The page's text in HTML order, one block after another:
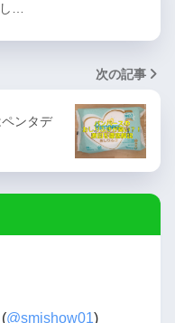
…
次の記事
ンタデ
@smishow01)